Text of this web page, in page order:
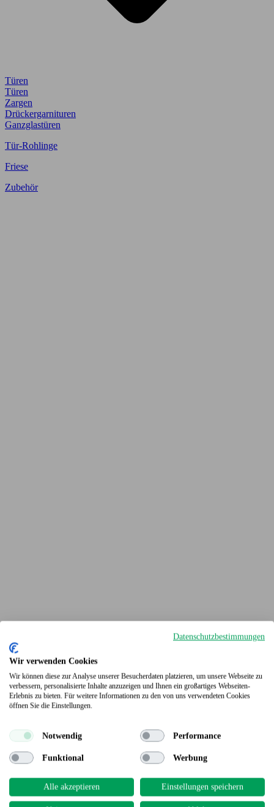
Türen
Türen
Zargen
Drückergarnituren
Ganzglastüren
Tür-Rohlinge
Friese
Zubehör
Terrassendielen
Datenschutzbestimmungen
Wir verwenden Cookies
Wir können diese zur Analyse unserer Besucherdaten platzieren, um unsere Webseite zu
verbessern, personalisierte Inhalte anzuzeigen und Ihnen ein großartiges Webseiten-
Erlebnis zu bieten. Für weitere Informationen zu den von uns verwendeten Cookies
öffnen Sie die Einstellungen.
Notwendig Performance
Funktional Werbung
Alle akzeptieren Einstellungen speichern